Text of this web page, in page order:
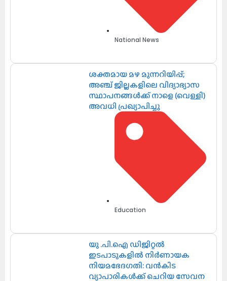
National News
ശക്തമായ മഴ മുന്നറിയിപ്പ്;
അഞ്ച് ജില്ലകളിലെ വിദ്യാഭ്യാസ
സ്ഥാപനങ്ങൾക്ക് നാളെ (വെള്ളി)
അവധി പ്രഖ്യാപിച്ചു
Education
യു .പി.ഐ ഡിജിറ്റൽ
ഇടപാടുകളിൽ നിർണായക
നിയമഭേദഗതി: വൻകിട
വ്യാപാരികൾക്ക് ചെറിയ സേവന